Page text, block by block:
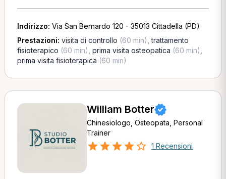
Indirizzo: Via San Bernardo 120 - 35013 Cittadella (PD)
Prestazioni: visita di controllo (60 min) ,trattamento
fisioterapico (60 min) prima visita osteopatica (60 min)
prima visita fisioterapica (60 min)
William Botter
Chinesiologo, Osteopata, Personal
Trainer
1 Recensioni